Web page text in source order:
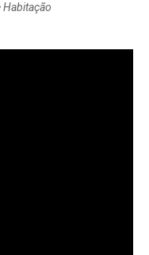
Habitação